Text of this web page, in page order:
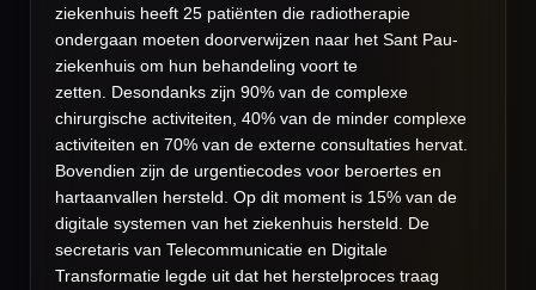
ziekenhuis heeft 25 patiënten die radiotherapie
ondergaan moeten doorverwijzen naar het Sant Pau-
ziekenhuis om hun behandeling voort te
zetten. Desondanks zijn 90% van de complexe
chirurgische activiteiten, 40% van de minder complexe
activiteiten en 70% van de externe consultaties hervat.
Bovendien zijn de urgentiecodes voor beroertes en
hartaanvallen hersteld. Op dit moment is 15% van de
digitale systemen van het ziekenhuis hersteld. De
secretaris van Telecommunicatie en Digitale
Transformatie legde uit dat het herstelproces traag